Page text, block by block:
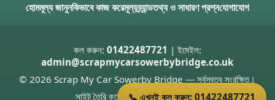
হোমমূল্য জানুনকিভাবে কাজ করেমূল্যব্র্যান্ডতথ্য ও সাধারণ প্রশ্নযোগাযোগ
কল করুন: 01422487721 | ইমেইল:
admin@scrapmycarsowerbybridge.co.uk
© 2026 Scrap My Car Sowerby Bridge — সর্বস্বত্ব সংরক্ষিত।
সাইট তৈরি করেছেনDonnie Welsh
📞 এখনই কল করুন: 01422487721